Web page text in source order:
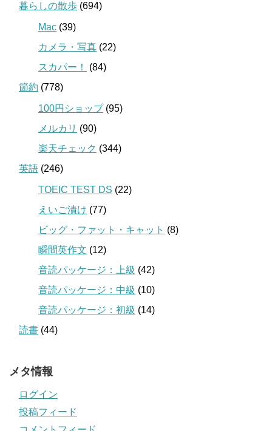
暮らしの散歩 (694)
Mac (39)
カメラ・写真 (22)
スカパー！
(84)
節約 (778)
100円ショップ(95)
メルカリ (90)
楽天チェック (344)
英語 (246)
TOEIC TEST DS (22)
えいご漬け (77)
ビッグ・ファット・キャット (8)
瞬間英作文 (12)
音読パッケージ：上級 (42)
音読パッケージ：中級 (10)
音読パッケージ：初級 (14)
読書 (44)
メタ情報
ログイン
投稿フィード